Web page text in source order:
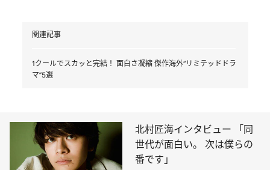
関連記事
1クールでスカッと完結！ 面白さ凝縮 傑作海外“リミテッドドラ
マ”5選
北村匠海インタビュー 「同
世代が面白い。 次は僕らの
番です」